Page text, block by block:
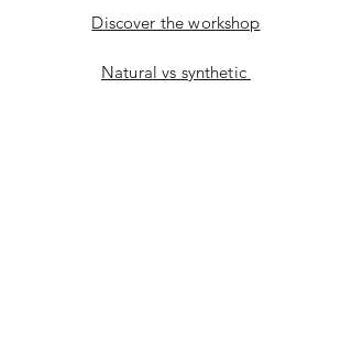
Discover the workshop
Natural vs synthetic